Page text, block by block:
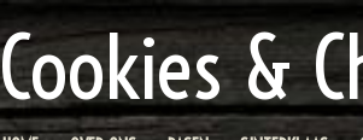
Cookies &